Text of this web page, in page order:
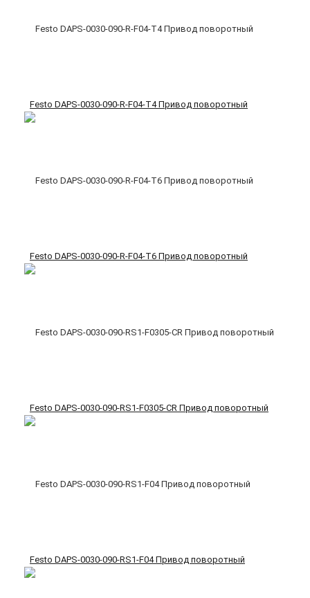
Festo DAPS-0030-090-R-F04-T4 Привод поворотный
Festo DAPS-0030-090-R-F04-T6 Привод поворотный
Festo DAPS-0030-090-RS1-F0305-CR Привод поворотный
Festo DAPS-0030-090-RS1-F04 Привод поворотный